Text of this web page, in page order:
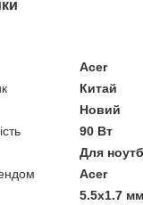
Acer
Китай
Новий
90 Вт
Для
Acer
5.5x1.7 мм